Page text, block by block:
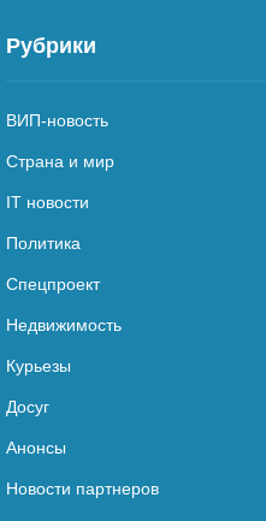
Рубрики
ВИП-новость
Страна и мир
IT новости
Политика
Спецпроект
Недвижимость
Курьезы
Досуг
Анонсы
Новости партнеров